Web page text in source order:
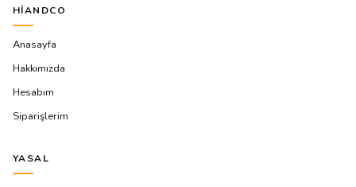
HIANDCO
Anasayfa
Hakkımızda
Hesabım
Siparişlerim
YASAL